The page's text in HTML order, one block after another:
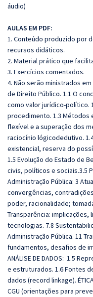
áudio)
AULAS EM PDF:
1. Conteúdo produzido por
recursos didáticos.
2. Material prático que
3. Exercícios comentados.
4. Não serão ministrados em
de Direito Público. 1.1 O
como valor jurídico-político.
procedimento. 1.3
flexível e a superação dos
raciocínio lógicodedutivo.
existencial, reserva do
1.5 Evolução do Estado de
civis, políticos e sociais.3.5
Administração Pública: 3
convergências,
poder, racionalidade;
Transparência:
tecnologias. 7.8
Administração Pública. 11
fundamentos, desafios de
ANÁLISE DE DADOS: 1.5
e estruturados. 1.6 Fontes
dados (record linkage). ÉTICA
CGU (orientações para